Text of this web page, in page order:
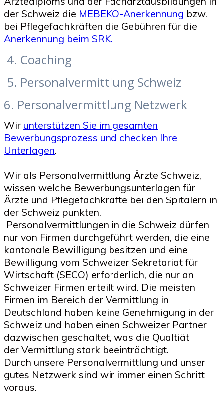
der Schweiz die MEBEKO-Anerkennung bzw.
bei Pflegefachkräften die Gebühren für die
Anerkennung beim SRK.
4. Coaching
5. Personalvermittlung Schweiz
6. Personalvermittlung Netzwerk
Wir unterstützen Sie im gesamten
Bewerbungsprozess und checken Ihre
Unterlagen.
Wir als Personalvermittlung Ärzte Schweiz,
wissen welche Bewerbungsunterlagen für
Ärzte und Pflegefachkräfte bei den Spitälern in
der Schweiz punkten.
Personalvermittlungen in die Schweiz dürfen
nur von Firmen durchgeführt werden, die eine
kantonale Bewilligung besitzen und eine
Bewilligung vom Schweizer Sekretariat für
Wirtschaft (SECO) erforderlich, die nur an
Schweizer Firmen erteilt wird. Die meisten
Firmen im Bereich der Vermittlung in
Deutschland haben keine Genehmigung in der
Schweiz und haben einen Schweizer Partner
dazwischen geschaltet, was die Qualtiät
der Vermittlung stark beeinträchtigt.
Durch unsere Personalvermittlung und unser
gutes Netzwerk sind wir immer einen Schritt
voraus.